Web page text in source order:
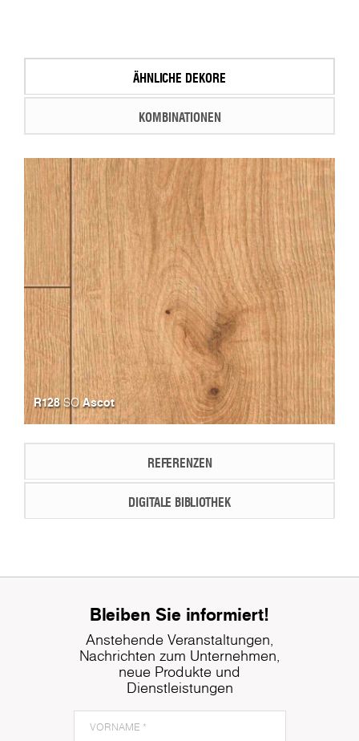
ÄHNLICHE DEKORE
KOMBINATIONEN
R128SOAscot
REFERENZEN
DIGITALE BIBLIOTHEK
Bleiben Sie informiert!
Anstehende Veranstaltungen,
Nachrichten zum Unternehmen,
neue Produkte und
Dienstleistungen